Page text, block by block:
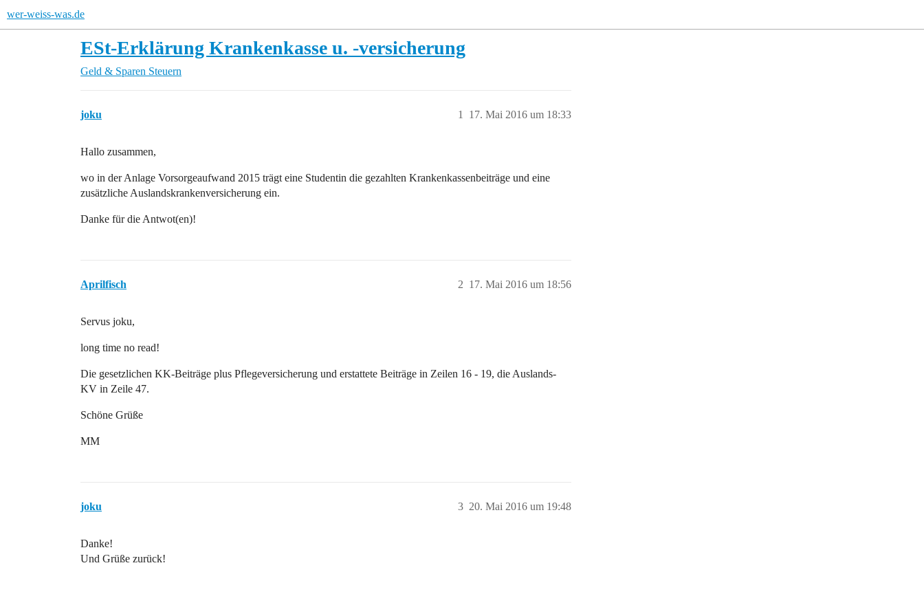
wer-weiss-was.de
ESt-Erklärung Krankenkasse u. -versicherung
Geld & Sparen Steuern
joku 17. Mai 2016 um 18:33
1
Hallo zusammen,
wo in der Anlage Vorsorgeaufwand 2015 trägt eine Studentin die gezahlten Krankenkassenbeiträge und eine
zusätzliche Auslandskrankenversicherung ein.
Danke für die Antwot(en)!
Aprilfisch 17. Mai 2016 um 18:56
2
Servus joku,
long time no read!
Die gesetzlichen KK-Beiträge plus Pflegeversicherung und erstattete Beiträge in Zeilen 16 - 19, die Auslands-
KV in Zeile 47.
Schöne Grüße
MM
joku 20. Mai 2016 um 19:48
3
Danke!
Und Grüße zurück!